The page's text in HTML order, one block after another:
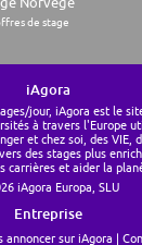
de stage
iAgora
jour, iAgora est le
à travers l'Europe
et chez soi, des VIE,
des stages plus
carrières et aider la
iAgora Europa, SLU
Entreprise
annoncer sur iAgora